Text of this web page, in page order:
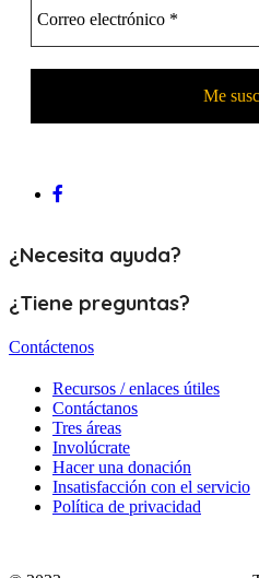
¿Necesita ayuda?
¿Tiene preguntas?
Contáctenos
Recursos / enlaces útiles
Contáctanos
Tres áreas
Involúcrate
Hacer una donación
Insatisfacción con el servicio
Política de privacidad